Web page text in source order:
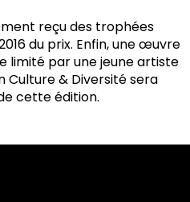
reçu des trophées
du prix. Enfin, une œuvre
limité par une jeune artiste
Culture & Diversité sera
cette édition.